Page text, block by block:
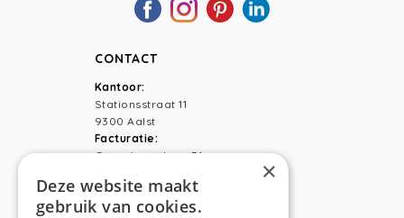
CONTACT
Kantoor:
Stationsstraat 11
9300 Aalst
Facturatie:
Capucienenlaan 31
Telefoon:0473 44 56 94
×
Deze website maakt
gebruik van cookies.